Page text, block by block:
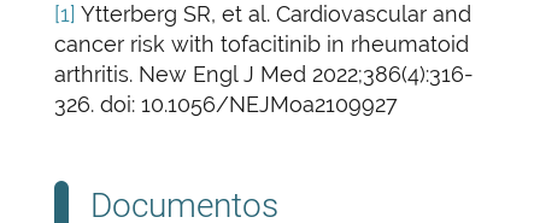
[1] Ytterberg SR, et al. Cardiovascular and
cancer risk with tofacitinib in rheumatoid
arthritis. New Engl J Med 2022;386(4):316-
326. doi: 10.1056/NEJMoa2109927
Documentos